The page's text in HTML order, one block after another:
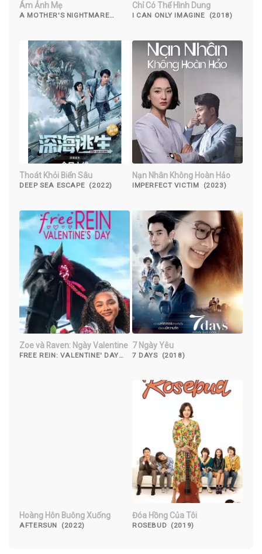
Ám Ảnh Mẹ
A MOTHER'S NIGHTMARE
Chỉ Có Thể Hình Dung
I CAN ONLY IMAGINE (2018)
Thoát Khỏi Biển Sâu
DEEP SEA ESCAPE (2022)
Nạn Nhân Không Hoàn Hảo
IMPERFECT VICTIM (2023)
Zoe và Raven: Ngày Valentine
FREE REIN: VALENTINE' DAY
7 Ngày Yêu
7 DAYS (2018)
Hoàng Hôn Buông Xuống
AFTERSUN (2022)
Đóa Hồng Của Tôi
ROSEBUD (2019)